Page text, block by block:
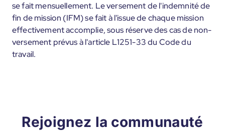
se fait mensuellement. Le versement de l'indemnité de
fin de mission (IFM) se fait à l'issue de chaque mission
effectivement accomplie, sous réserve des cas de non-
versement prévus à l'article L1251-33 du Code du
travail.
Rejoignez la communauté